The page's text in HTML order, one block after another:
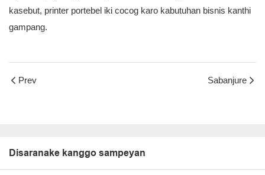
kasebut, printer portebel iki cocog karo kabutuhan bisnis kanthi
gampang.
Prev Sabanjure
Disaranake kanggo sampeyan